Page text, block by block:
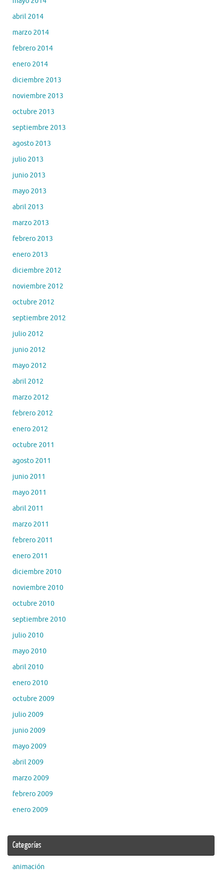
abril 2014
marzo 2014
febrero 2014
enero 2014
diciembre 2013
noviembre 2013
octubre 2013
septiembre 2013
agosto 2013
julio 2013
junio 2013
mayo 2013
abril 2013
marzo 2013
febrero 2013
enero 2013
diciembre 2012
noviembre 2012
octubre 2012
septiembre 2012
julio 2012
junio 2012
mayo 2012
abril 2012
marzo 2012
febrero 2012
enero 2012
octubre 2011
agosto 2011
junio 2011
mayo 2011
abril 2011
marzo 2011
febrero 2011
enero 2011
diciembre 2010
noviembre 2010
octubre 2010
septiembre 2010
julio 2010
mayo 2010
abril 2010
enero 2010
octubre 2009
julio 2009
junio 2009
mayo 2009
abril 2009
marzo 2009
febrero 2009
enero 2009
Categorías
animación